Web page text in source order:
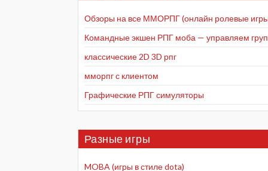
Обзоры на все ММОРПГ (онлайн ролевые
Командные экшен РПГ моба — управляем
классические 2D 3D рпг
мморпг с клиентом
Графические РПГ симуляторы
Разные игры
MOBA (игры в стиле dota)